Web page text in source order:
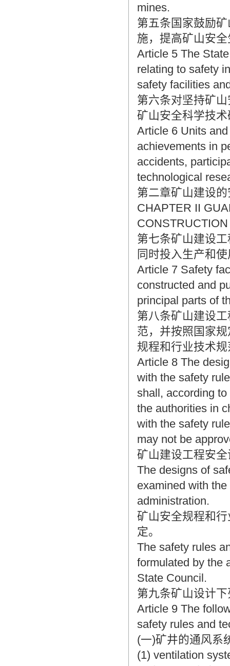
mines.
第五条国家鼓励
施，提高矿山安
Article 5 The
relating to safety
safety facilities
第六条对坚持矿
矿山安全科学技
Article 6 Units
achievements in
accidents,
technological
第二章矿山建设
CHAPTER II
CONSTRUCTION
第七条矿山建设
同时投入生产和
Article 7 Safety
constructed and
principal parts of
第八条矿山建设
范，并按照国家
规程和行业技术
Article 8 The
with the safety
shall, according
the authorities in
with the safety
may not be
矿山建设工程安
The designs of
examined with
administration.
矿山安全规程和
定。
The safety rules
formulated by the
State Council.
第九条矿山设计
Article 9 The
safety rules and
(一)矿井的通风系
(1) ventilation